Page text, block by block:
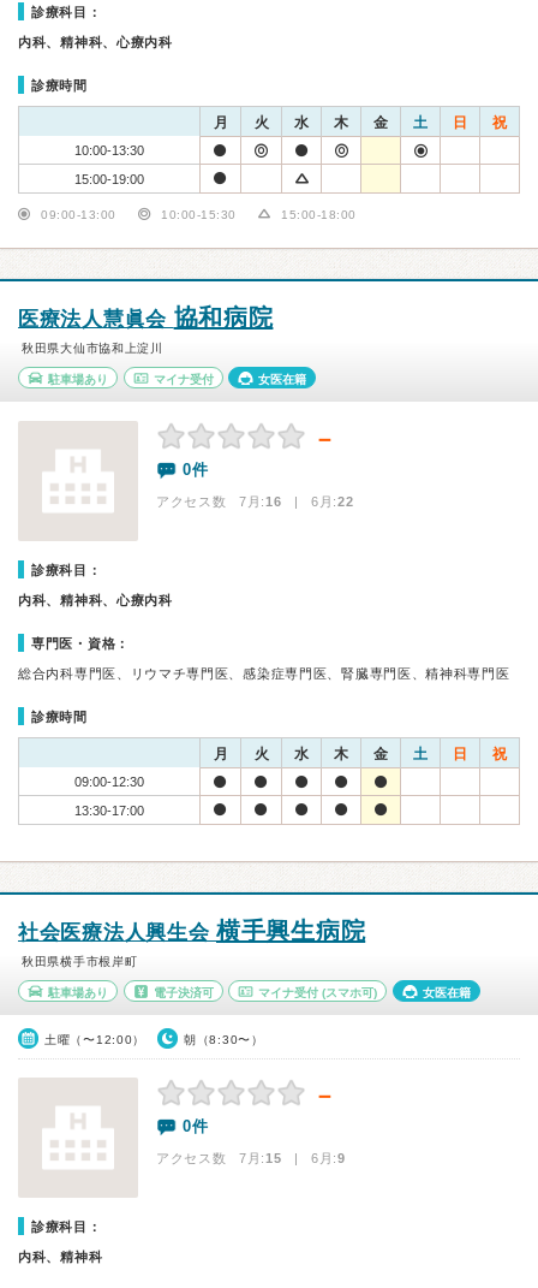
診療科目：
内科、精神科、心療内科
診療時間
月 火 水 木 金 土 日 祝
10:00-13:30
15:00-19:00
09:00-13:00 10:00-15:30 15:00-18:00
医療法人慧眞会 協和病院
秋田県大仙市協和上淀川
駐車場あり マイナ受付 女医在籍
－
0件
アクセス数 7月:16 | 6月:22
診療科目：
内科、精神科、心療内科
専門医・資格：
総合内科専門医、リウマチ専門医、感染症専門医、腎臓専門医、精神科専門医
診療時間
月 火 水 木 金 土 日 祝
09:00-12:30
13:30-17:00
社会医療法人興生会 横手興生病院
秋田県横手市根岸町
駐車場あり 電子決済可 マイナ受付 (スマホ可) 女医在籍
土曜（〜12:00） 朝（8:30〜）
－
0件
アクセス数 7月:15 | 6月:9
診療科目：
内科、精神科